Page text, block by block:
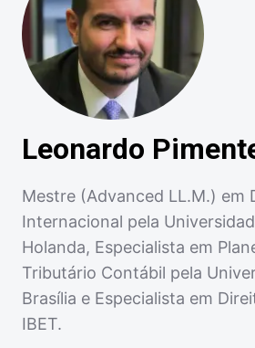
Leonardo
Mestre (Advanced LL.M.) em
Internacional pela
Holanda, Especialista em
Tributário Contábil pela
Brasília e Especialista em
IBET.